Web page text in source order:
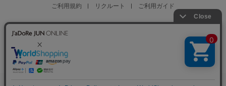
ご利用規約
リクルート ご利用ガイド
© JUN CO.,LTD. ALL RIGHTS RESERVED.